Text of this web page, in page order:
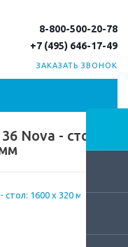
8-800-500-20-78
+7 (495) 646-17-49
ЗАКАЗАТЬ ЗВОНОК
Nova - стол: